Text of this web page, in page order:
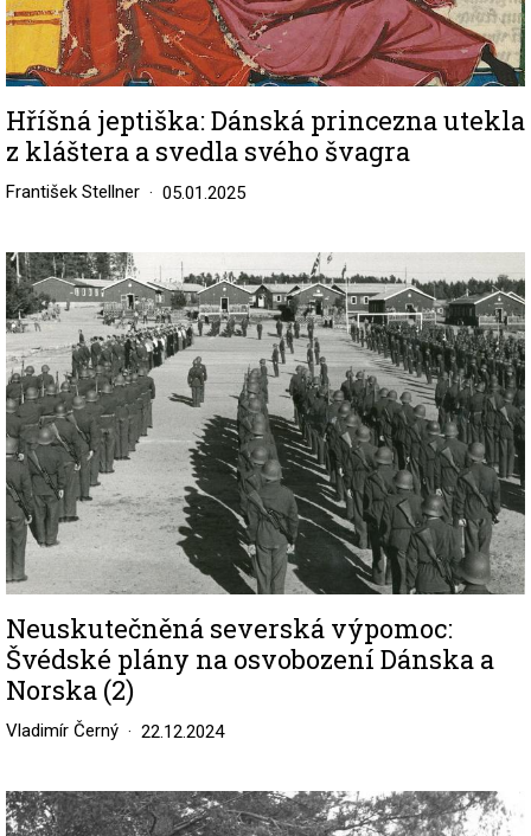
Hříšná jeptiška: Dánská princezna utekla
z kláštera a svedla svého švagra
František Stellner 05.01.2025
Image
Neuskutečněná severská výpomoc:
Švédské plány na osvobození Dánska a
Norska (2)
Vladimír Černý 22.12.2024
Image